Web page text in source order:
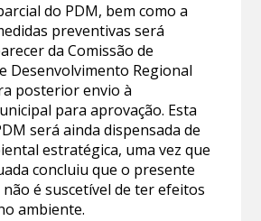
do PDM, bem como a
preventivas será
da Comissão de
Desenvolvimento Regional
posterior envio à
para aprovação. Esta
será ainda dispensada de
estratégica, uma vez que
concluiu que o presente
é suscetível de ter efeitos
ambiente.